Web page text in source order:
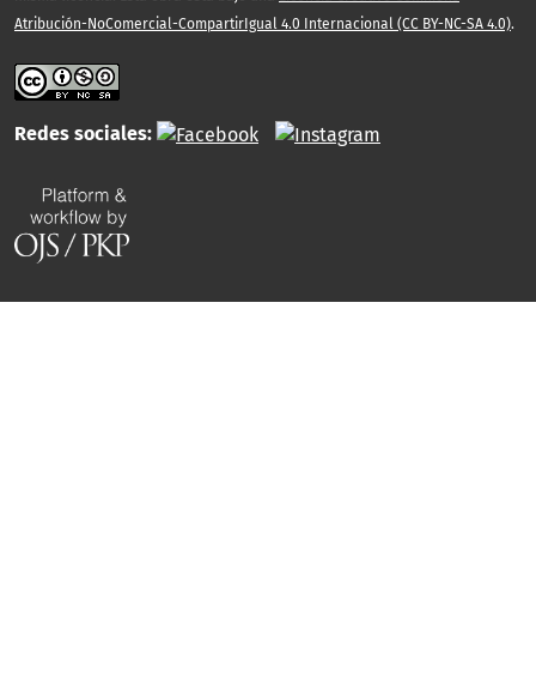
Atribución-NoComercial-CompartirIgual 4.0 Internacional (CC BY-NC-SA 4.0).
Redes sociales: